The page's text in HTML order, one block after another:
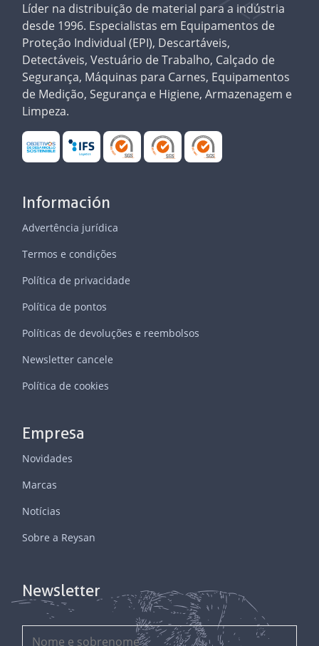
Líder na distribuição de material para a indústria
desde 1996. Especialistas em Equipamentos de
Proteção Individual (EPI), Descartáveis,
Detectáveis, Vestuário de Trabalho, Calçado de
Segurança, Máquinas para Carnes, Equipamentos
de Medição, Segurança e Higiene, Armazenagem e
Limpeza.
Información
Advertência jurídica
Termos e condições
Política de privacidade
Política de pontos
Políticas de devoluções e reembolsos
Newsletter cancele
Política de cookies
Empresa
Novidades
Marcas
Notícias
Sobre a Reysan
Newsletter